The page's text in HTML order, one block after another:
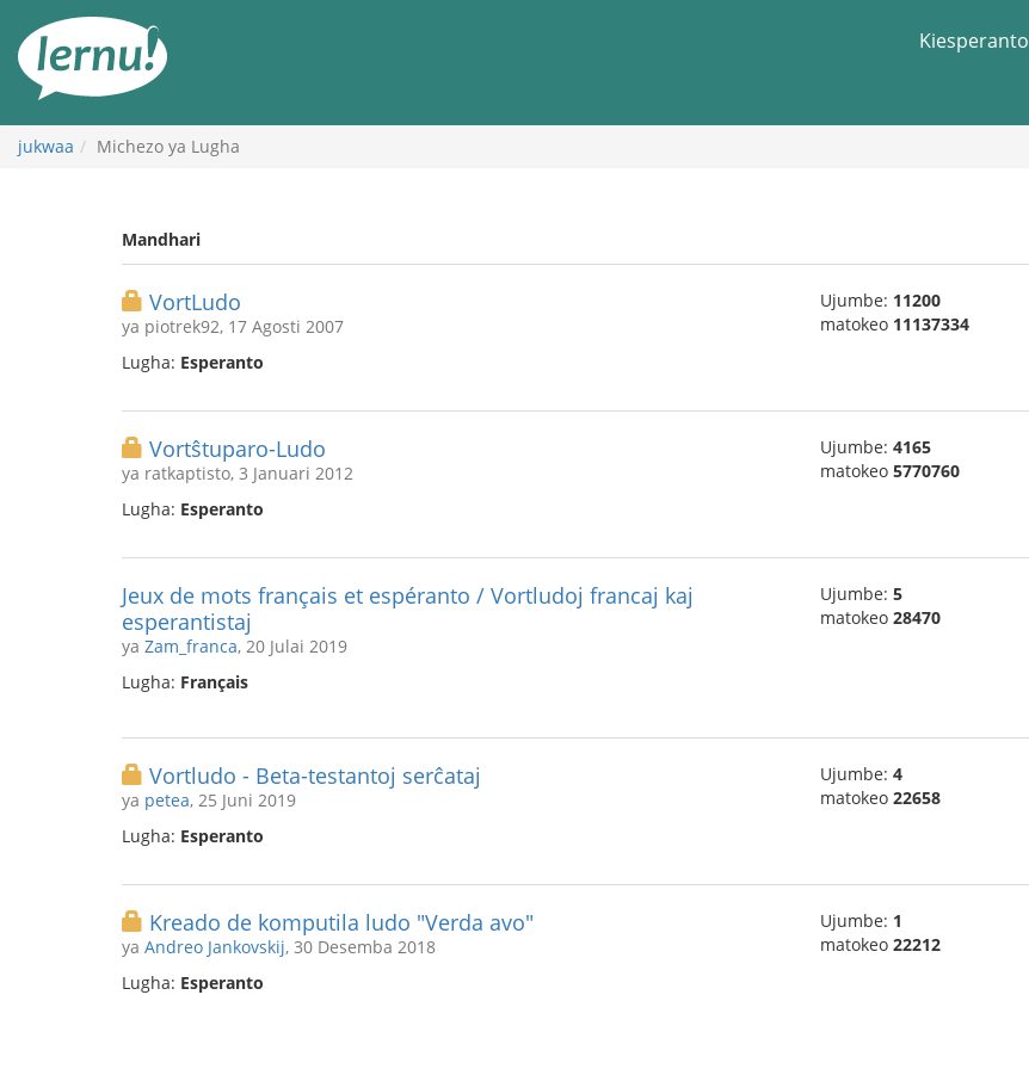
maudhui
Kiesperanto
jukwaa Michezo ya Lugha
Mandhari
VortLudo
ya piotrek92, 17 Agosti 2007
Lugha: Esperanto
Ujumbe: 11200
matokeo 11137334
Vortŝtuparo-Ludo
ya ratkaptisto, 3 Januari 2012
Lugha: Esperanto
Ujumbe: 4165
matokeo 5770760
Jeux de mots français et espéranto / Vortludoj francaj kaj
esperantistaj
ya Zam_franca, 20 Julai 2019
Lugha: Français
Ujumbe: 5
matokeo 28470
Vortludo - Beta-testantoj serĉataj
ya petea, 25 Juni 2019
Lugha: Esperanto
Ujumbe: 4
matokeo 22658
Kreado de komputila ludo "Verda avo"
ya Andreo Jankovskij, 30 Desemba 2018
Lugha: Esperanto
Ujumbe: 1
matokeo 22212